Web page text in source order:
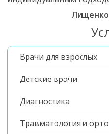
Лищенко
Врачи для взрослых
Детские врачи
Диагностика
Травматология и